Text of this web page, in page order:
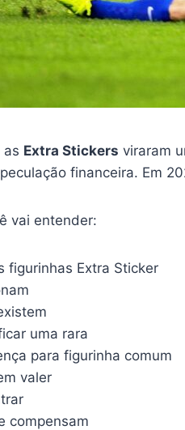
as Extra Stickers viraram
financeira. Em
vai entender:
figurinhas Extra Sticker
uma rara
para figurinha comum
valer
compensam